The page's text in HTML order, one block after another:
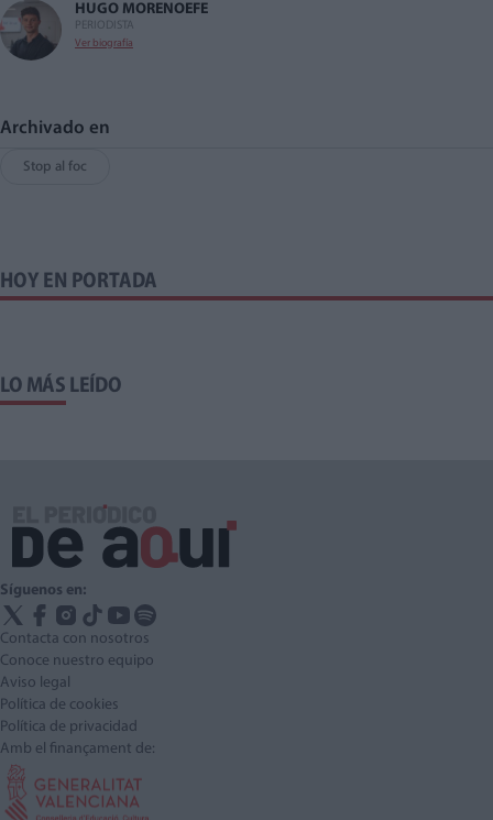
HUGO MORENO
PERIODISTA
Ver biografía
EFE
Archivado en
Stop al foc
HOY EN PORTADA
LO MÁS LEÍDO
Síguenos en:
Contacta con nosotros
Conoce nuestro equipo
Aviso legal
Política de cookies
Política de privacidad
Amb el finançament de: